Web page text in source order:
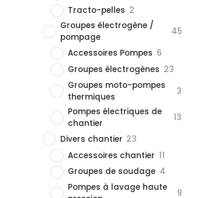
Tracto-pelles 2
Groupes électrogène /
pompage
45
Accessoires Pompes 6
Groupes électrogènes 23
Groupes moto-pompes
thermiques
3
Pompes électriques de
chantier
13
Divers chantier 23
Accessoires chantier 11
Groupes de soudage 4
Pompes à lavage haute
9